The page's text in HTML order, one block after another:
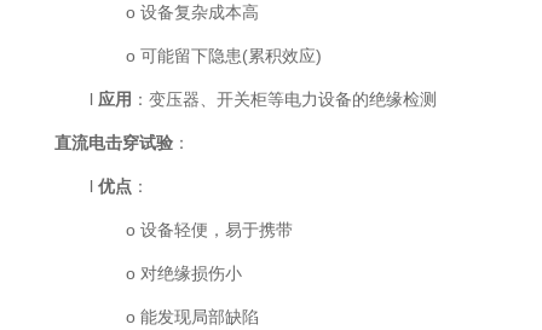
o设备复杂成本高
o可能留下隐患(累积效应)
l 应用 ：变压器、开关柜等电力设备的绝缘检测
直流电击穿试验 ：
l优点 ：
o设备轻便，易于携带
o 对绝缘损伤小
o能发现局部缺陷